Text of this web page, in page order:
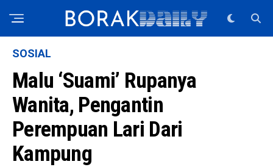
SOSIAL
Malu ‘Suami’ Rupanya
Wanita, Pengantin
Perempuan Lari Dari
Kampung